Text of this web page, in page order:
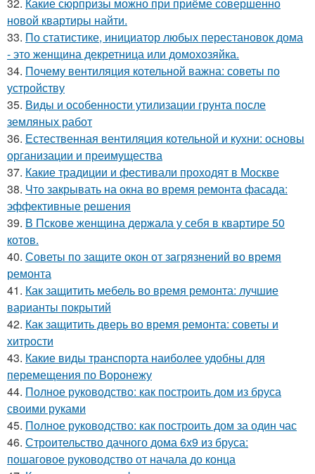
новой квартиры найти.
33. По статистике, инициатор любых перестановок дома
- это женщина декретница или домохозяйка.
34. Почему вентиляция котельной важна: советы по
устройству
35. Виды и особенности утилизации грунта после
земляных работ
36. Естественная вентиляция котельной и кухни: основы
организации и преимущества
37. Какие традиции и фестивали проходят в Москве
38. Что закрывать на окна во время ремонта фасада:
эффективные решения
39. В Пскове женщина держала у себя в квартире 50
котов.
40. Советы по защите окон от загрязнений во время
ремонта
41. Как защитить мебель во время ремонта: лучшие
варианты покрытий
42. Как защитить дверь во время ремонта: советы и
хитрости
43. Какие виды транспорта наиболее удобны для
перемещения по Воронежу
44. Полное руководство: как построить дом из бруса
своими руками
45. Полное руководство: как построить дом за один час
46. Строительство дачного дома 6х9 из бруса:
пошаговое руководство от начала до конца